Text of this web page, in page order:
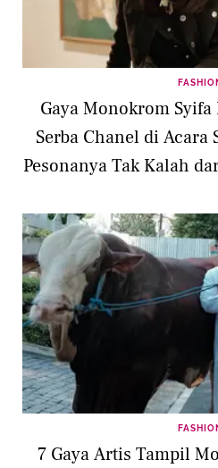
Gaya Monokrom
Serba Chanel di Acara
Pesonanya Tak Kalah
7 Gaya Artis Tampil